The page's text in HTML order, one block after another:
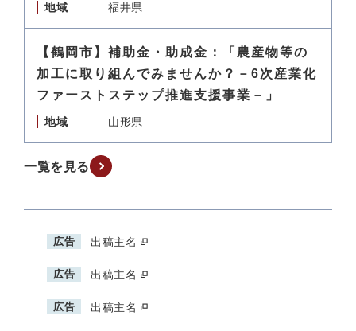
地域 福井県
【鶴岡市】補助金・助成金：「農産物等の
加工に取り組んでみませんか？－6次産業化
ファーストステップ推進支援事業－」
地域 山形県
一覧を見る
広告 出稿主名
広告 出稿主名
広告 出稿主名